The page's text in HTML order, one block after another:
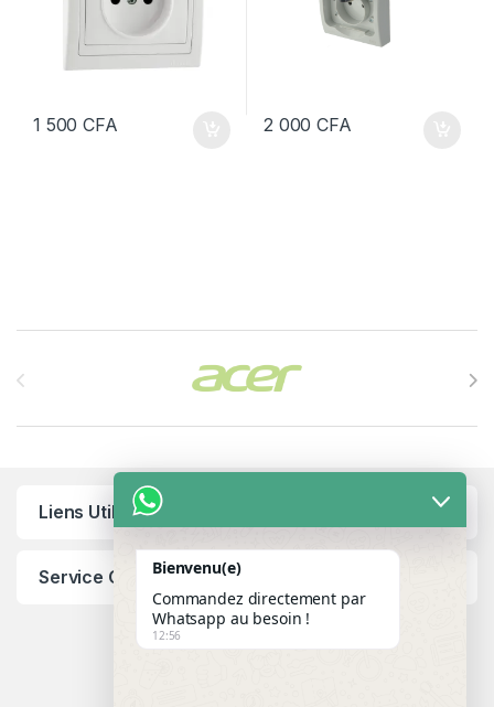
1 500CFA 2 000CFA
Liens Utiles
Service ClientBienvenu(e)
Commandez directement par
Whatsapp au besoin !
12:56